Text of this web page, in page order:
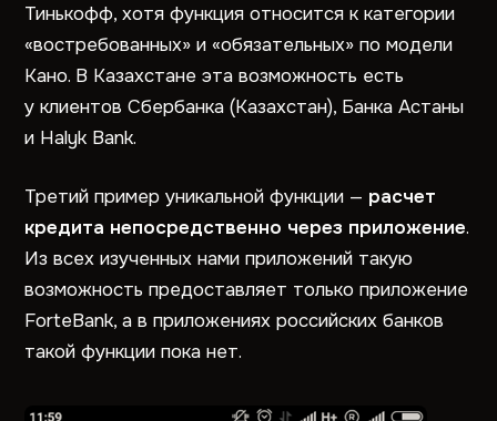
Тинькофф, хотя функция относится к категории
«востребованных» и «обязательных» по модели
Кано. В Казахстане эта возможность есть
у клиентов Сбербанка (Казахстан), Банка Астаны
и Halyk Bank.
Третий пример уникальной функции — расчет
кредита непосредственно через приложение.
Из всех изученных нами приложений такую
возможность предоставляет только приложение
ForteBank, а в приложениях российских банков
такой функции пока нет.